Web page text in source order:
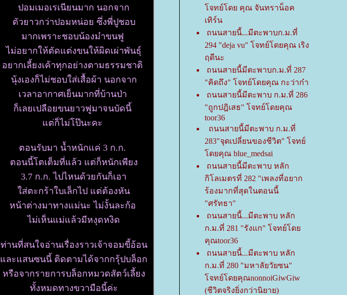
ปอมเมอเรเนียนมาก นอกจาก
ตัวยาวกว่าปอมหน่อย ซึ่งพี่ปูชอบ
มากเพราะชอบน้องม๋าขนฟู
ไม่อยากให้ตัดแต่งขนให้ผิดเผ่าพันธุ์
อยากเลี้ยงเค้าทุกอย่างตามธรรมชาติ
นุ้งเองก็ไม่ชอบใส่เสื้อผ้า นอกจาก
เวลาอากาศเย็นมากที่บ้านป่า
ก็เลยเปลือยขนยาวฟูมาจนบัดนี้
ต่ก็ไม่โป๊นะคะ
ตอนรับมา น้ำหนักแค่ 3 ก.ก.
ตอนนี้โตเต็มที่แล้ว แต่ก็หนักเพียง
3.7 ก.ก. ไปไหนด้วยกันก็เอา
ส่ตะกร้าใบเล็กไป แต่ต้องหัน
หน้าต่างมาทางแม่นะ ไม่งั้นละก้อ
ไม่เห็นแม่แล้วมีหงุดหงิด
ท่านที่สนใจอ่านเรื่องราวเจ้าจอมขี้อ้อน
ละแสนซนนี้ ติดตามได้จากกรุ้ปบล็อก
หรือจากรายการบล็อกหมวดสัตว์เลี้ยง
ทั้งหมดทางขวามือนี้ค่ะ
จทย์โดย คุณ จันทราน็อค
เทิร์น
ถนนสายนี้...มีตะพาบก.ม.ที่
294 "deja vu" โจทย์โดยคุณ เริง
ฤดีนะ
ถนนสายนี้มีตะพาบก.ม.ที่ 287
"คิดถึง" โจทย์โดยคุณ กะว่าก๋า
ถนนสายนี้มีตะพาบ ก.ม.ที่ 286
"ถูกปฎิเสธ" โจทย์โดยคุณ
toor36
ถนนสายนี้มีตะพาบ ก.ม.ที่
283"จุดเปลี่ยนของชีวิต" โจทย์
ดยคุณ blue_medsai
ถนนสายนี้มีตะพาบ หลัก
กิโลเมตรที่ 282 "เพลงที่อยาก
ร้องมากที่สุดในตอนนี้
"ศรัทธา"
ถนนสายนี้...มีตะพาบ หลัก
ก.ม.ที่ 281 "รังแก" โจทย์โด
คุณtoor36
ถนนสายนี้...มีตะพาบ หลัก
ก.ม.ที่ 280 "มหาลัยวัยซน"
จทย์โดยคุณnonnoiGiwGiw
(ชีวิตจริงยิ่งกว่านิยาย)